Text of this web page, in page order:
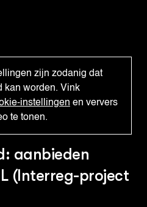
zijn zodanig dat
kan worden. Vink
instellingen en ververs
te tonen.
aanbieden
(Interreg-project